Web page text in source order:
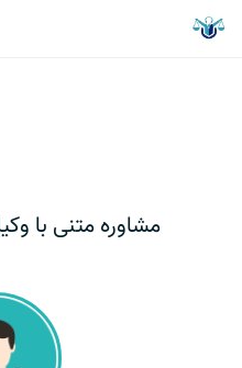
مشاوره متنی با